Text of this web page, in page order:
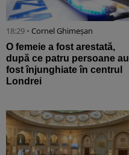
18:29 • Cornel Ghimeșan
O femeie a fost arestată,
după ce patru persoane au
fost înjunghiate în centrul
Londrei